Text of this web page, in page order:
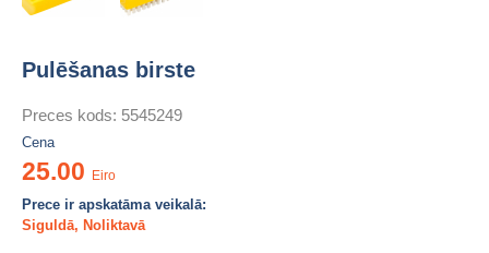
Pulēšanas birste
Preces kods: 5545249
Cena
25.00 Eiro
Prece ir apskatāma veikalā:
Siguldā, Noliktavā